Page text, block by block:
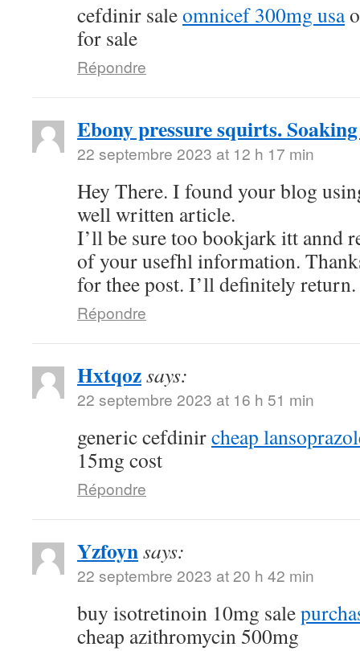
cefdinir saleomnicef 300mg usa
for sale
Répondre
Ebony pressure squirts.
22 septembre 2023 at 12 h 17 min
Hey There. I found your blog
well written article.
I’ll be sure too bookjark itt annd
of your usefhl information.
for thee post. I’ll definitely return.
Répondre
Hxtqozsays:
22 septembre 2023 at 16 h 51 min
generic cefdinircheap
15mg cost
Répondre
Yzfoynsays:
22 septembre 2023 at 20 h 42 min
buy isotretinoin 10mg sale
cheap azithromycin 500mg